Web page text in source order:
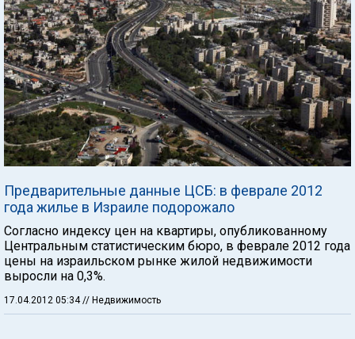
Предварительные данные ЦСБ: в феврале 2012
года жилье в Израиле подорожало
Согласно индексу цен на квартиры, опубликованному
Центральным статистическим бюро, в феврале 2012 года
цены на израильском рынке жилой недвижимости
выросли на 0,3%.
17.04.2012 05:34 // Недвижимость